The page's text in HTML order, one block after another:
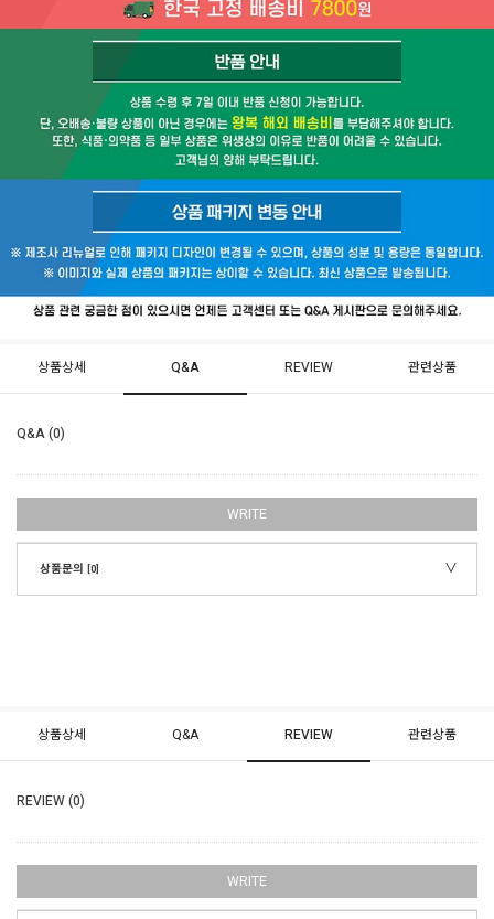
상품상세 Q&A REVIEW 관련상품
Q&A (0)
WRITE
상품문의 [0]
상품상세 Q&A REVIEW 관련상품
REVIEW (0)
WRITE